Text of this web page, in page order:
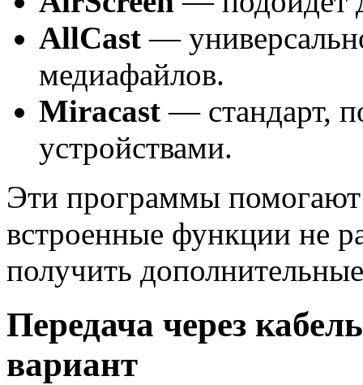
AllCast —
медиафайлов.
Miracast — стандарт,
устройствами.
Эти программы помогают
встроенные функции не
получить
Передача через
вариант